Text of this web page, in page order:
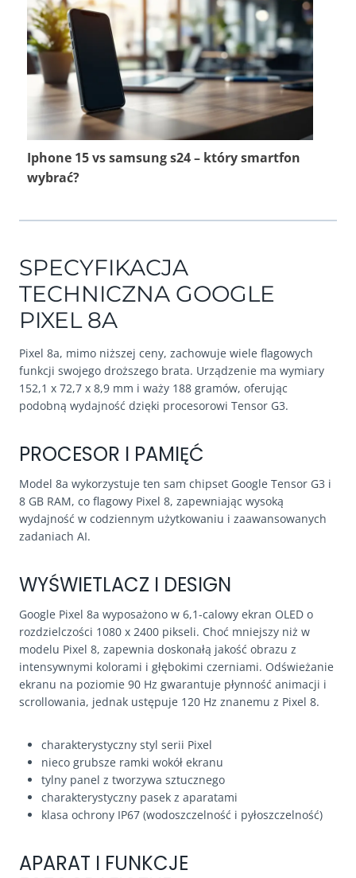
Iphone 15 vs samsung s24 – który smartfon
wybrać?
SPECYFIKACJA
TECHNICZNA GOOGLE
PIXEL 8A
Pixel 8a, mimo niższej ceny, zachowuje wiele flagowych
funkcji swojego droższego brata. Urządzenie ma wymiary
152,1 x 72,7 x 8,9 mm i waży 188 gramów, oferując
podobną wydajność dzięki procesorowi Tensor G3.
PROCESOR I PAMIĘĆ
Model 8a wykorzystuje ten sam chipset Google Tensor G3 i
8 GB RAM, co flagowy Pixel 8, zapewniając wysoką
wydajność w codziennym użytkowaniu i zaawansowanych
zadaniach AI.
WYŚWIETLACZ I DESIGN
Google Pixel 8a wyposażono w 6,1-calowy ekran OLED o
rozdzielczości 1080 x 2400 pikseli. Choć mniejszy niż w
modelu Pixel 8, zapewnia doskonałą jakość obrazu z
intensywnymi kolorami i głębokimi czerniami. Odświeżanie
ekranu na poziomie 90 Hz gwarantuje płynność animacji i
scrollowania, jednak ustępuje 120 Hz znanemu z Pixel 8.
charakterystyczny styl serii Pixel
nieco grubsze ramki wokół ekranu
tylny panel z tworzywa sztucznego
charakterystyczny pasek z aparatami
klasa ochrony IP67 (wodoszczelność i pyłoszczelność)
APARAT I FUNKCJE